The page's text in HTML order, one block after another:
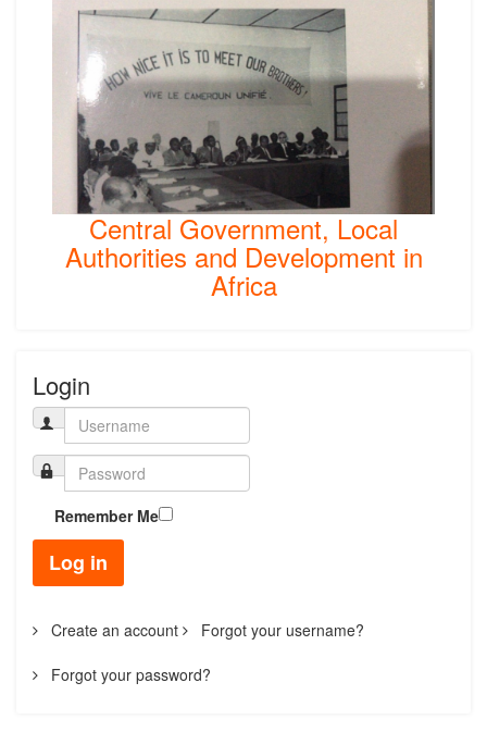
Central Government, Local
Authorities and Development in
Africa
Login
Remember Me
Log in
Create an account Forgot your username?
Forgot your password?